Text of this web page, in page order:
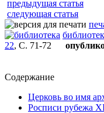
предыдущая статья
следующая статья
22, С. 71-72
Содержание
Церковь во имя
Росписи рубежа